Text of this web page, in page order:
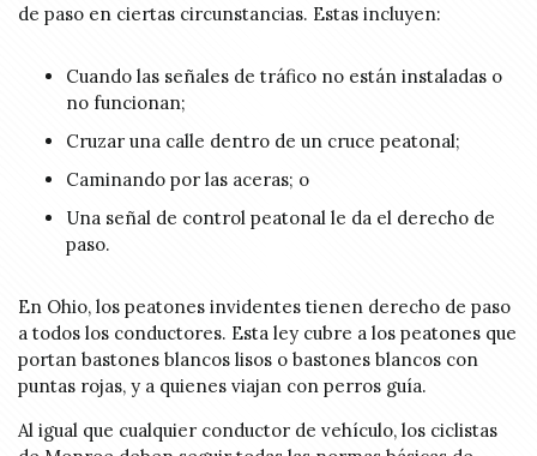
de paso en ciertas circunstancias. Estas incluyen:
Cuando las señales de tráfico no están instaladas o
no funcionan;
Cruzar una calle dentro de un cruce peatonal;
Caminando por las aceras; o
Una señal de control peatonal le da el derecho de
paso.
En Ohio, los peatones invidentes tienen derecho de paso
a todos los conductores. Esta ley cubre a los peatones que
portan bastones blancos lisos o bastones blancos con
puntas rojas, y a quienes viajan con perros guía.
Al igual que cualquier conductor de vehículo, los ciclistas